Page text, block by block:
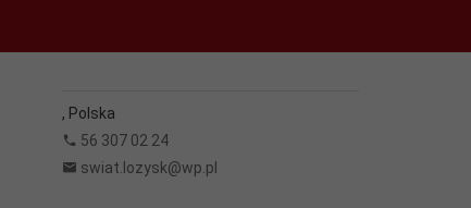
, Polska
56 307 02 24
swiat.lozysk@wp.pl